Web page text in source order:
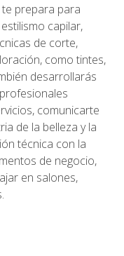
prepara para
capilar,
de corte,
como tintes,
desarrollarás
comunicarte
de la belleza y la
técnica con la
de negocio,
en salones,